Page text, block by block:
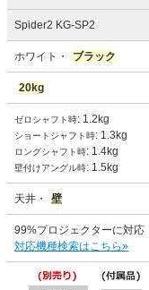
Spider2 KG-SP2
ホワイト・ ブラック
20kg
ゼロシャフト時: 1.2kg
ショートシャフト時: 1.3kg
ロングシャフト時: 1.4kg
壁付けアングル時: 1.5kg
天井・ 壁
99%プロジェクターに対応
対応機種検索はこちら»